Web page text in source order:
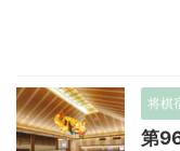
将棋
第